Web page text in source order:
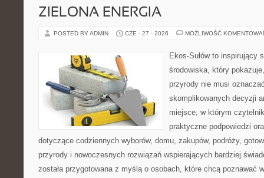
ZIELONA ENERGIA
POSTED BY ADMIN CZE - 27 - 2026 MOŻLIWOŚĆ
Ekos-Sułów to inspirujący
środowiska, który
przyrody nie musi
skomplikowanych decyzji
miejsce, w którym
praktyczne podpowiedzi
dotyczące codziennych wyborów, domu, zakupów, podróży,
przyrody i nowoczesnych rozwiązań wspierających bardziej
została przygotowana z myślą o osobach, które chcą poznawać